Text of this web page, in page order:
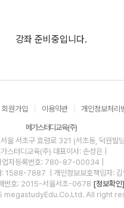
강좌 준비중입니다.
회원가입 이용약관 개인정보처리
메가스터디교육(주)
울 서초구 효령로 321 (서초동, 덕원빌
스터디교육(주) 대표이사: 손성은 |
업자등록번호: 780-87-00034
: 1588-7887
| 개인정보보호책임자:
번호: 2015-서울서초-0678 [정보확인]
All right